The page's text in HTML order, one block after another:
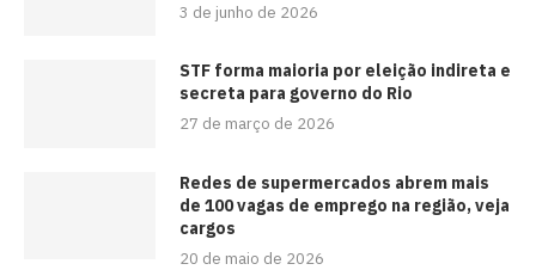
3 de junho de 2026
STF forma maioria por eleição indireta e
secreta para governo do Rio
27 de março de 2026
Redes de supermercados abrem mais
de 100 vagas de emprego na região, veja
cargos
20 de maio de 2026